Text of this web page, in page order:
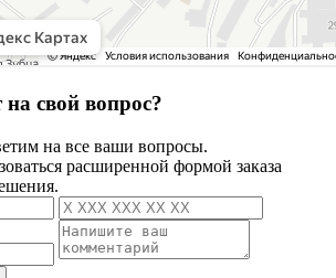
свой вопрос?
на все ваши вопросы.
расширенной формой заказа